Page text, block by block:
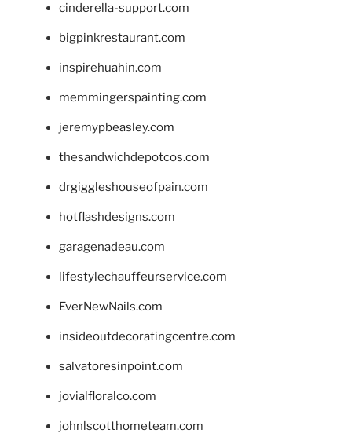
cinderella-support.com
bigpinkrestaurant.com
inspirehuahin.com
memmingerspainting.com
jeremypbeasley.com
thesandwichdepotcos.com
drgiggleshouseofpain.com
hotflashdesigns.com
garagenadeau.com
lifestylechauffeurservice.com
EverNewNails.com
insideoutdecoratingcentre.com
salvatoresinpoint.com
jovialfloralco.com
johnlscotthometeam.com